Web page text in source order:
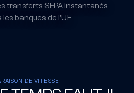
transferts SEPA instantanés
banques de l'UE
DE VITESSE